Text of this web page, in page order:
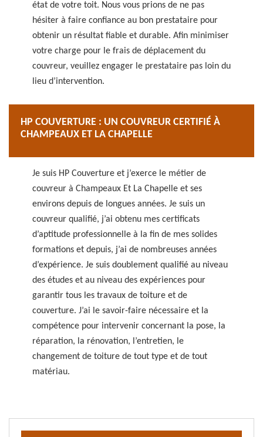
état de votre toit. Nous vous prions de ne pas
hésiter à faire confiance au bon prestataire pour
obtenir un résultat fiable et durable. Afin minimiser
votre charge pour le frais de déplacement du
couvreur, veuillez engager le prestataire pas loin du
lieu d’intervention.
HP COUVERTURE : UN COUVREUR CERTIFIÉ À
CHAMPEAUX ET LA CHAPELLE
Je suis HP Couverture et j’exerce le métier de
couvreur à Champeaux Et La Chapelle et ses
environs depuis de longues années. Je suis un
couvreur qualifié, j’ai obtenu mes certificats
d’aptitude professionnelle à la fin de mes solides
formations et depuis, j’ai de nombreuses années
d’expérience. Je suis doublement qualifié au niveau
des études et au niveau des expériences pour
garantir tous les travaux de toiture et de
couverture. J’ai le savoir-faire nécessaire et la
compétence pour intervenir concernant la pose, la
réparation, la rénovation, l’entretien, le
changement de toiture de tout type et de tout
matériau.